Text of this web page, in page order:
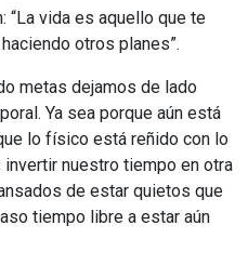
“La vida es aquello que te
otros planes”.
metas dejamos de lado
Ya sea porque aún está
lo físico está reñido con lo
nuestro tiempo en otra
de estar quietos que
tiempo libre a estar aún